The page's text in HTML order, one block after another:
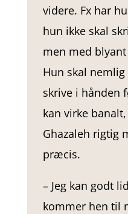
videre. Fx har
hun ikke skal
men med
Hun skal
skrive i hånden
kan virke
Ghazaleh rigtig
præcis.
– Jeg kan godt
kommer hen til